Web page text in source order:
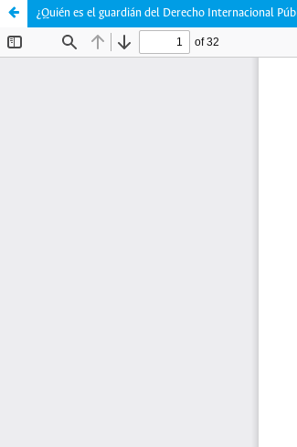
¿Quién es el guardián del Derecho Internacional